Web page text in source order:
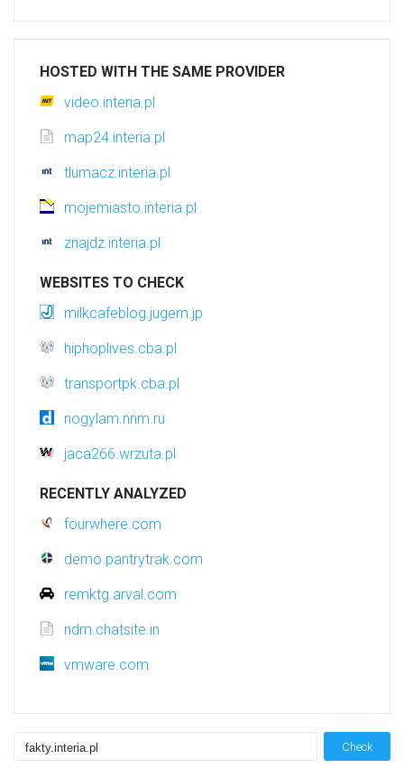
HOSTED WITH THE SAME PROVIDER
video.interia.pl
map24.interia.pl
tlumacz.interia.pl
mojemiasto.interia.pl
znajdz.interia.pl
WEBSITES TO CHECK
milkcafeblog.jugem.jp
hiphoplives.cba.pl
transportpk.cba.pl
nogylam.nnm.ru
jaca266.wrzuta.pl
RECENTLY ANALYZED
fourwhere.com
demo.pantrytrak.com
remktg.arval.com
ndm.chatsite.in
vmware.com
Check